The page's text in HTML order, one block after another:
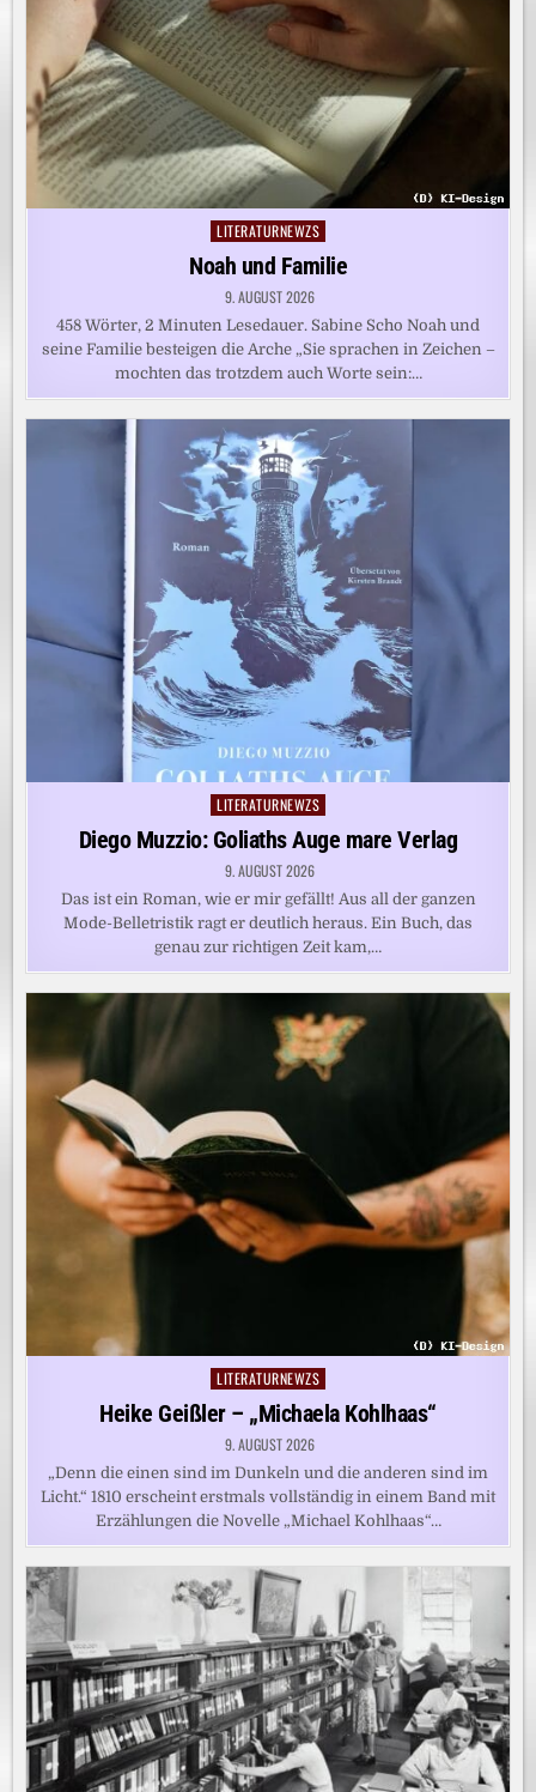
Posted
LITERATURNEWZS
Noah und Familie
9. AUGUST 2026
458 Wörter, 2 Minuten Lesedauer. Sabine Scho Noah und
seine Familie besteigen die Arche „Sie sprachen in Zeichen –
mochten das trotzdem auch Worte sein:…
Posted
in
LITERATURNEWZS
Diego Muzzio: Goliaths Auge mare Verlag
9. AUGUST 2026
Das ist ein Roman, wie er mir gefällt! Aus all der ganzen
Mode-Belletristik ragt er deutlich heraus. Ein Buch, das
genau zur richtigen Zeit kam,…
Posted
LITERATURNEWZS
Heike Geißler – „Michaela Kohlhaas“
9. AUGUST 2026
„Denn die einen sind im Dunkeln und die anderen sind im
Licht.“ 1810 erscheint erstmals vollständig in einem Band mit
Erzählungen die Novelle „Michael Kohlhaas“…